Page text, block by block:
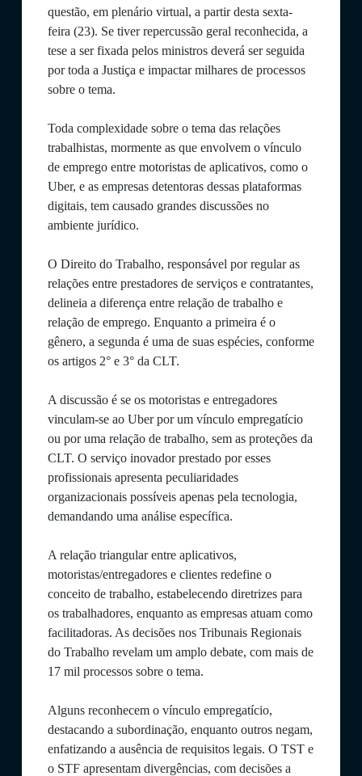
questão, em plenário virtual, a partir desta sexta-
feira (23). Se tiver repercussão geral reconhecida, a
tese a ser fixada pelos ministros deverá ser seguida
por toda a Justiça e impactar milhares de processos
sobre o tema.
Toda complexidade sobre o tema das relações
trabalhistas, mormente as que envolvem o vínculo
de emprego entre motoristas de aplicativos, como o
Uber, e as empresas detentoras dessas plataformas
digitais, tem causado grandes discussões no
ambiente jurídico.
O Direito do Trabalho, responsável por regular as
relações entre prestadores de serviços e contratantes,
delineia a diferença entre relação de trabalho e
relação de emprego. Enquanto a primeira é o
gênero, a segunda é uma de suas espécies, conforme
os artigos 2° e 3° da CLT.
A discussão é se os motoristas e entregadores
vinculam-se ao Uber por um vínculo empregatício
ou por uma relação de trabalho, sem as proteções da
CLT. O serviço inovador prestado por esses
profissionais apresenta peculiaridades
organizacionais possíveis apenas pela tecnologia,
demandando uma análise específica.
A relação triangular entre aplicativos,
motoristas/entregadores e clientes redefine o
conceito de trabalho, estabelecendo diretrizes para
os trabalhadores, enquanto as empresas atuam como
facilitadoras. As decisões nos Tribunais Regionais
do Trabalho revelam um amplo debate, com mais de
17 mil processos sobre o tema.
Alguns reconhecem o vínculo empregatício,
destacando a subordinação, enquanto outros negam,
enfatizando a ausência de requisitos legais. O TST e
o STF apresentam divergências, com decisões a